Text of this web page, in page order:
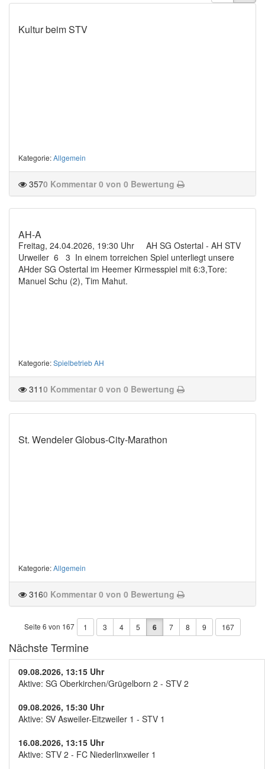
Kultur beim STV
Kategorie:Allgemein
3570 Kommentar 0 von 0 Bewertung
AH-A
Freitag, 24.04.2026, 19:30 Uhr AH SG Ostertal - AH STV
Urweiler 6 3 In einem torreichen Spiel unterliegt unsere
AHder SG Ostertal im Heemer Kirmesspiel mit 6:3,Tore:
Manuel Schu (2), Tim Mahut.
Kategorie:Spielbetrieb AH
3110 Kommentar 0 von 0 Bewertung
St. Wendeler Globus-City-Marathon
Kategorie:Allgemein
3160 Kommentar 0 von 0 Bewertung
Seite 6 von 167 1 3 4 5 6 7 8 9 167
Nächste Termine
09.08.2026, 13:15 Uhr
Aktive: SG Oberkirchen/Grügelborn 2 - STV 2
09.08.2026, 15:30 Uhr
Aktive: SV Asweiler-Eitzweiler 1 - STV 1
16.08.2026, 13:15 Uhr
Aktive: STV 2 - FC Niederlinxweiler 1